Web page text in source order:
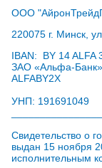
ООО
220075 г. Минск,
IBAN: BY 14 ALFA
ЗАО «Альфа-
ALFABY2X
УНП: 191691049
Свидетельство о
выдан 15 ноября
исполнительным